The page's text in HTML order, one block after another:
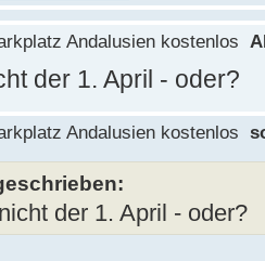
Andalusien kostenlos
der 1. April - oder?
Andalusien kostenlos
der 1. April - oder?